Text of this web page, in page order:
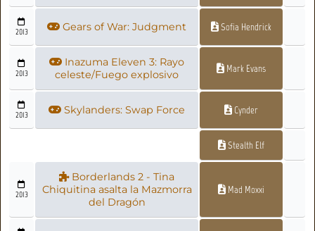
2013 Gears of War: Judgment Sofia Hendrick
2013
Inazuma Eleven 3: Rayo
celeste/Fuego explosivo
Mark Evans
2013 Skylanders: Swap Force Cynder
Stealth Elf
2013
Borderlands 2 - Tina
Chiquitina asalta la Mazmorra
del Dragón
Mad Moxxi